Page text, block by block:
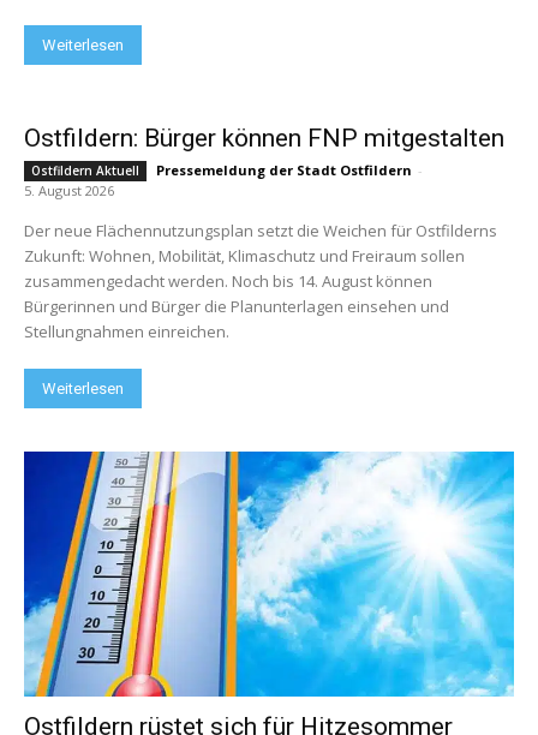
Weiterlesen
Ostfildern: Bürger können FNP mitgestalten
Ostfildern Aktuell Pressemeldung der Stadt Ostfildern -
5. August 2026
Der neue Flächennutzungsplan setzt die Weichen für Ostfilderns
Zukunft: Wohnen, Mobilität, Klimaschutz und Freiraum sollen
zusammengedacht werden. Noch bis 14. August können
Bürgerinnen und Bürger die Planunterlagen einsehen und
Stellungnahmen einreichen.
Weiterlesen
Ostfildern rüstet sich für Hitzesommer